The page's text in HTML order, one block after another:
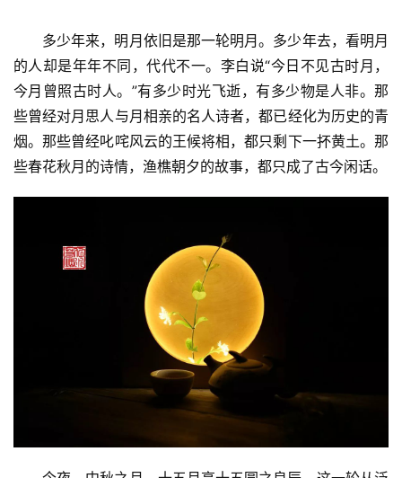
多少年来，明月依旧是那一轮明月。多少年去，看明月
的人却是年年不同，代代不一。李白说“今日不见古时月，
今月曾照古时人。”有多少时光飞逝，有多少物是人非。那
些曾经对月思人与月相亲的名人诗者，都已经化为历史的青
烟。那些曾经叱咤风云的王候将相，都只剩下一抔黄土。那
些春花秋月的诗情，渔樵朝夕的故事，都只成了古今闲话。